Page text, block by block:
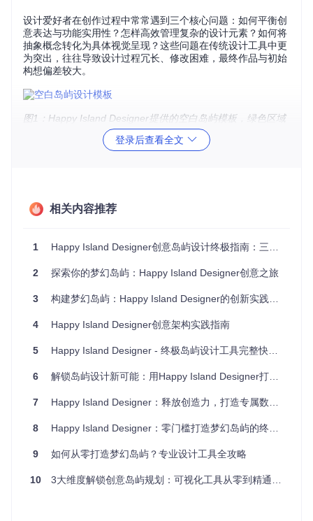
设计爱好者在创作过程中常常遇到三个核心问题：如何平衡创
意表达与功能实用性？怎样高效管理复杂的设计元素？如何将
抽象概念转化为具体视觉呈现？这些问题在传统设计工具中更
为突出，往往导致设计过程冗长、修改困难，最终作品与初始
构想偏差较大。
图1：Happy Island Designer提供的空白岛屿模板，绿色区域
为可编辑设计空间，周围的浅棕色区域代表海滩，顶部的灰色
轮廓为岛屿边界，为数字创造提供了基础画布
为岛屿设计的关键难点。
统性地解决设计难题。这个工具包包含五个相互关联的要素，
访客将如何体验你的岛屿？哪些区域需要突出展示？就像写故
个区域自然衔接。
其次是"生态平衡"工具，关注自然元素与人工建筑的和谐共
存。想象你的岛屿是一个微型生态系统，如何合理规划河流、
森林和建筑的位置，才能既美观又符合自然规律？
合，蓝色线条代表河流系统，不同深浅的绿色区域区分了不同
登录后查看全文
相关内容推荐
1 Happy Island Designer创意岛屿设计终极指南：三天打造个性化定制岛屿快速上手
2 探索你的梦幻岛屿：Happy Island Designer创意之旅
3 构建梦幻岛屿：Happy Island Designer的创新实践指南
4 Happy Island Designer创意架构实践指南
5 Happy Island Designer - 终极岛屿设计工具完整快速入门指南
6 解锁岛屿设计新可能：用Happy Island Designer打造专属梦幻乐园
7 Happy Island Designer：释放创造力，打造专属数字天堂
8 Happy Island Designer：零门槛打造梦幻岛屿的终极方案
9 如何从零打造梦幻岛屿？专业设计工具全攻略
10 3大维度解锁创意岛屿规划：可视化工具从零到精通指南